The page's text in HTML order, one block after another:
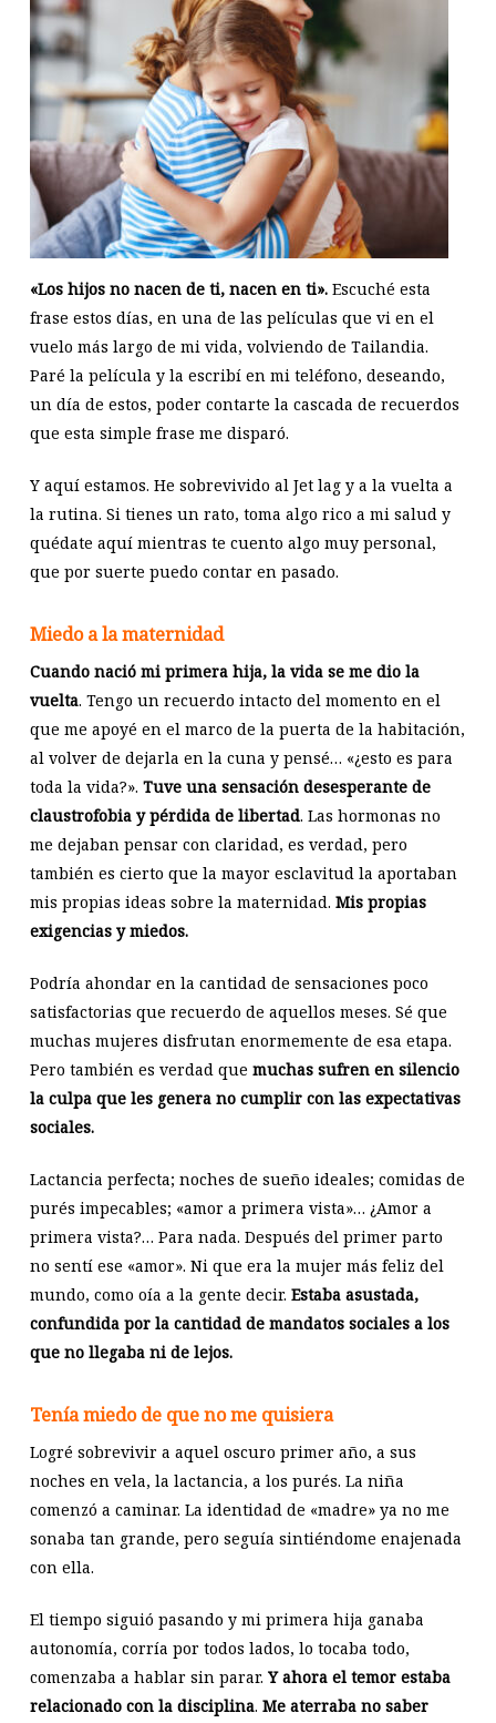
«Los hijos no nacen de ti, nacen en ti».Escuché esta
frase estos días, en una de las películas que vi en el
vuelo más largo de mi vida, volviendo de Tailandia.
Paré la película y la escribí en mi teléfono, deseando,
un día de estos, poder contarte la cascada de recuerdos
que esta simple frase me disparó.
Y aquí estamos. He sobrevivido al Jet lag y a la vuelta a
la rutina. Si tienes un rato, toma algo rico a mi salud y
quédate aquí mientras te cuento algo muy personal,
que por suerte puedo contar en pasado.
Miedo a la maternidad
Cuando nació mi primera hija, la vida se me dio la
vuelta. Tengo un recuerdo intacto del momento en el
que me apoyé en el marco de la puerta de la habitación,
al volver de dejarla en la cuna y pensé… «¿esto es para
toda la vida?». Tuve una sensación desesperante de
claustrofobia y pérdida de libertad. Las hormonas no
me dejaban pensar con claridad, es verdad, pero
también es cierto que la mayor esclavitud la aportaban
mis propias ideas sobre la maternidad. Mis propias
exigencias y miedos.
Podría ahondar en la cantidad de sensaciones poco
satisfactorias que recuerdo de aquellos meses. Sé que
muchas mujeres disfrutan enormemente de esa etapa.
Pero también es verdad que muchas sufren en silencio
la culpa que les genera no cumplir con las expectativas
sociales.
Lactancia perfecta; noches de sueño ideales; comidas de
purés impecables; «amor a primera vista»… ¿Amor a
primera vista?… Para nada. Después del primer parto
no sentí ese «amor». Ni que era la mujer más feliz del
mundo, como oía a la gente decir. Estaba asustada,
confundida por la cantidad de mandatos sociales a los
que no llegaba ni de lejos.
Tenía miedo de que no me quisiera
Logré sobrevivir a aquel oscuro primer año, a sus
noches en vela, la lactancia, a los purés. La niña
comenzó a caminar. La identidad de «madre» ya no me
sonaba tan grande, pero seguía sintiéndome enajenada
con ella.
El tiempo siguió pasando y mi primera hija ganaba
autonomía, corría por todos lados, lo tocaba todo,
comenzaba a hablar sin parar. Y ahora el temor estaba
relacionado con la disciplina. Me aterraba no saber